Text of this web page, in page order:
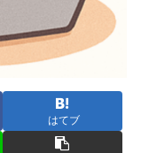
はてブ